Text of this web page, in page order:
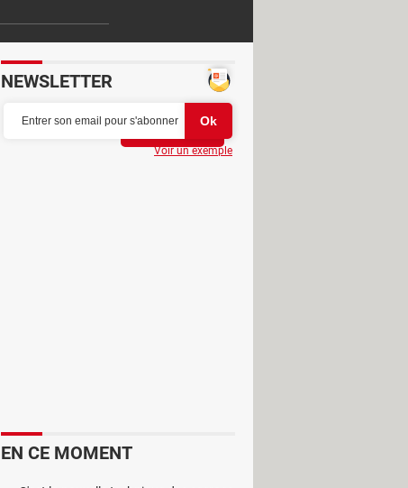
via son PC est encore plus
ce logiciel est spécialement conçu
téléphones fixes ou mobiles à
NEWSLETTER
Voir un exemple
EN CE MOMENT